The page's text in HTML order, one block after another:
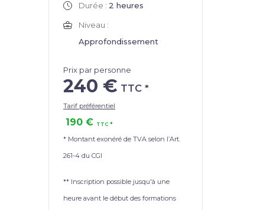
Durée : 2 heures
Niveau :
Approfondissement
Prix par personne
240 €
Tarif préférentiel
190 €
* Montant exonéré de TVA selon l’Art.
261-4 du CGI
** Inscription possible jusqu'à une
heure avant le début des formations